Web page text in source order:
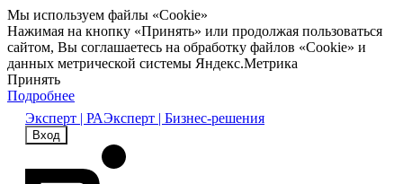
Мы используем файлы «Cookie»
Нажимая на кнопку «Принять» или продолжая пользоваться
сайтом, Вы соглашаетесь на обработку файлов «Cookie» и
данных метрической системы Яндекс.Метрика
Принять
Подробнее
Эксперт | РАЭксперт | Бизнес-решения
Вход